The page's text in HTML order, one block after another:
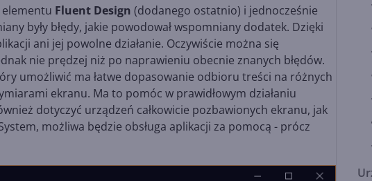
Fluent Design (dodanego ostatnio) i jednocześnie
były błędy, jakie powodował wspomniany dodatek. Dzięki
ani jej powolne działanie. Oczywiście można się
nie prędzej niż po naprawieniu obecnie znanych błędów.
umożliwić ma łatwe dopasowanie odbioru treści na różnych
ekranu. Ma to pomóc w prawidłowym działaniu
dotyczyć urządzeń całkowicie pozbawionych ekranu, jak
możliwa będzie obsługa aplikacji za pomocą - prócz